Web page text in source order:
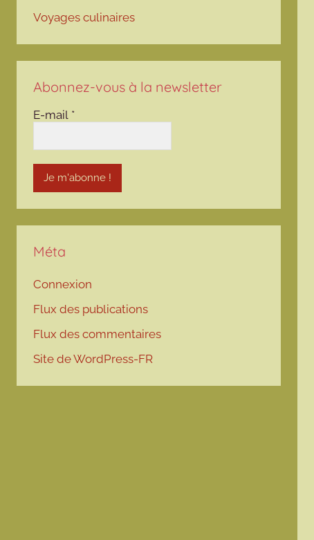
Voyages culinaires
Abonnez-vous à la newsletter
E-mail *
Méta
Connexion
Flux des publications
Flux des commentaires
Site de WordPress-FR